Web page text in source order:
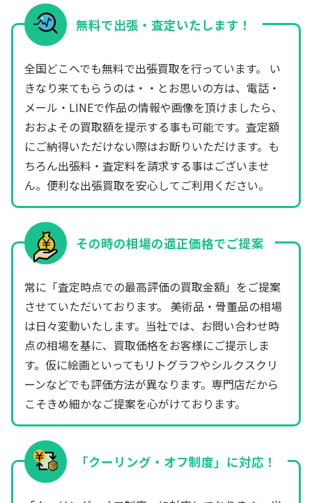
無料で出張・査定いたします！
全国どこへでも無料で出張買取を行っています。 い
きなり来てもらうのは・・とお思いの方は、電話・
メール・LINEで作品の情報や画像を頂けましたら、
おおよその買取額を提示する事も可能です。査定額
にご納得いただけない際はお断りいただけます。も
ちろん出張料・査定料を請求する事はございませ
ん。便利な出張買取を安心してご利用ください。
その時の相場の適正価格でご提案
常に「査定時点での最高評価の買取金額」をご提案
させていただいております。 美術品・骨董品の相場
は日々変動いたします。当社では、お問い合わせ時
点の相場を基に、買取価格をお客様にご提示しま
す。仮に絵画といってもリトグラフやシルクスクリ
ーンなどでも評価方法が異なります。専門店だから
こそきめ細かなご提案を心がけております。
「クーリング・オフ制度」に対応！